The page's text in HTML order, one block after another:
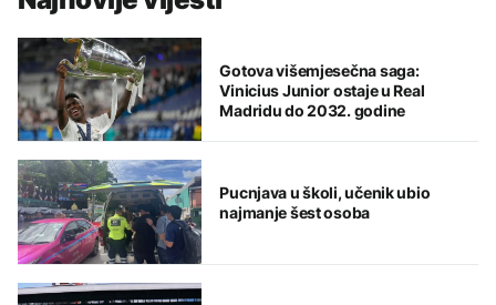
Gotova višemjesečna saga:
Vinicius Junior ostaje u Real
Madridu do 2032. godine
Pucnjava u školi, učenik ubio
najmanje šest osoba